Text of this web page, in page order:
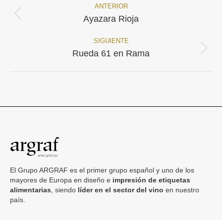
Navegación
ANTERIOR
Proyecto
Ayazara Rioja
SIGUIENTE
Proyecto
Rueda 61 en Rama
El Grupo ARGRAF es el primer grupo español y uno de los
mayores de Europa en diseño e impresión de etiquetas
alimentarias , siendo líder en el sector del vino en nuestro
país.